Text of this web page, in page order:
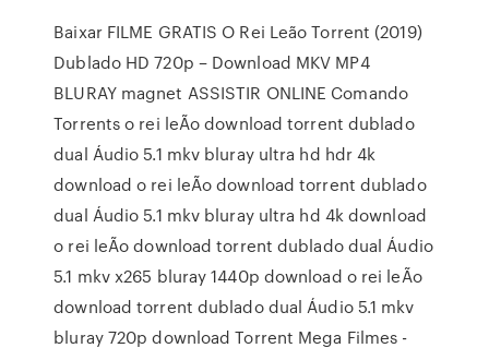
Baixar FILME GRATIS O Rei Leão Torrent (2019)
Dublado HD 720p – Download MKV MP4
BLURAY magnet ASSISTIR ONLINE Comando
Torrents o rei leÃo download torrent dublado
dual Áudio 5.1 mkv bluray ultra hd hdr 4k
download o rei leÃo download torrent dublado
dual Áudio 5.1 mkv bluray ultra hd 4k download
o rei leÃo download torrent dublado dual Áudio
5.1 mkv x265 bluray 1440p download o rei leÃo
download torrent dublado dual Áudio 5.1 mkv
bluray 720p download Torrent Mega Filmes -